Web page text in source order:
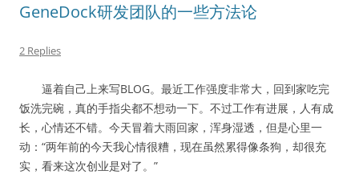
GeneDock研发团队的一些方法论
2 Replies
逼着自己上来写BLOG。最近工作强度非常大，回到家吃完
饭洗完碗，真的手指尖都不想动一下。不过工作有进展，人有成
长，心情还不错。今天冒着大雨回家，浑身湿透，但是心里一
动：“两年前的今天我心情很糟，现在虽然累得像条狗，却很充
实，看来这次创业是对了。”